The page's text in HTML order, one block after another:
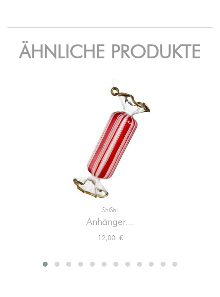
ÄHNLICHE PRODUKTE
ShiShi
Anhänger...
Preis
12,00 €